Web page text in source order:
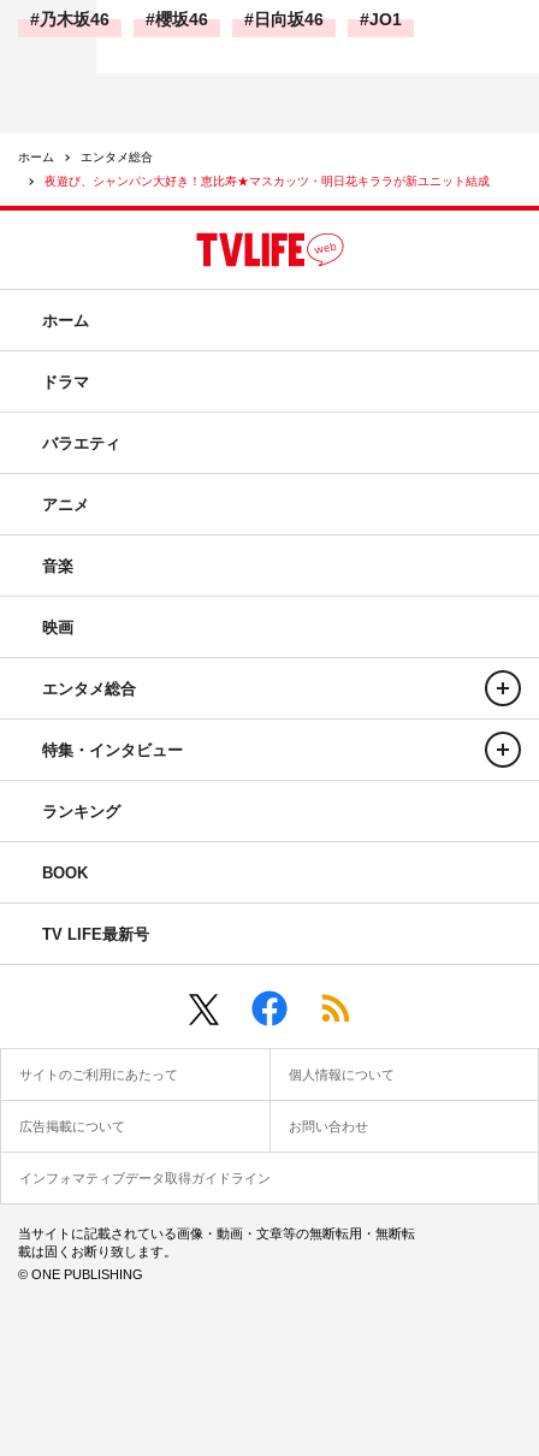
乃木坂46 櫻坂46 日向坂46 JO1
ホーム
エンタメ総合
夜遊び、シャンパン大好き！恵比寿★マスカッツ・明日花キララが新ユニット結成
ホーム
ドラマ
バラエティ
アニメ
音楽
映画
エンタメ総合
特集・インタビュー
ランキング
BOOK
TV LIFE最新号
サイトのご利用にあたって 個人情報について
広告掲載について お問い合わせ
インフォマティブデータ取得ガイドライン
当サイトに記載されている画像・動画・文章等の無断転用・無断転
載は固くお断り致します。
© ONE PUBLISHING